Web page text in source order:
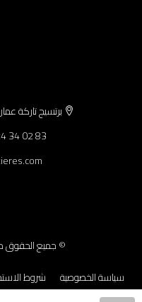
برتسيج تاركة عمارة 3 المكتب رقم 3 الطابق
34 02 83
© جميع الحقوق
سياسة الخصوصية
شروط
الإشعارات القانونية